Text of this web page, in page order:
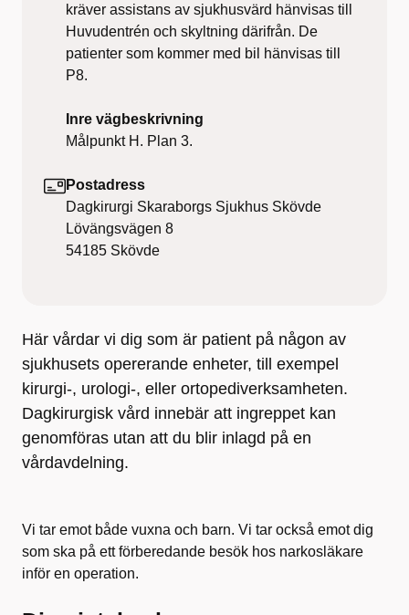
kräver assistans av sjukhusvärd hänvisas till
Huvudentrén och skyltning därifrån. De
patienter som kommer med bil hänvisas till
P8.
Inre vägbeskrivning
Målpunkt H. Plan 3.
Postadress
Dagkirurgi Skaraborgs Sjukhus Skövde
Lövängsvägen 8
54185 Skövde
Här vårdar vi dig som är patient på någon av
sjukhusets opererande enheter, till exempel
kirurgi-, urologi-, eller ortopediverksamheten.
Dagkirurgisk vård innebär att ingreppet kan
genomföras utan att du blir inlagd på en
vårdavdelning.
Vi tar emot både vuxna och barn. Vi tar också emot dig
som ska på ett förberedande besök hos narkosläkare
inför en operation.